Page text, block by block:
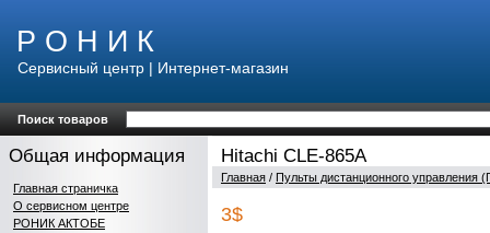
Р О Н И К
Сервисный центр | Интернет-магазин
Поиск товаров
Общая информация
Главная страничка
О сервисном центре
РОНИК АКТОБЕ
Hitachi CLE-865A
Главная / Пульты дистанционного управления
3$